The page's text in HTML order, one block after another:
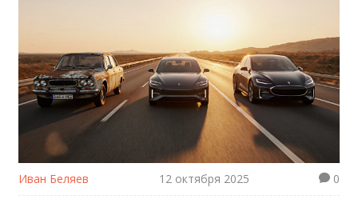
Иван Беляев 12 октября 2025 0